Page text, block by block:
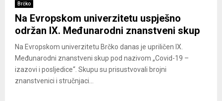
Brčko
Na Evropskom univerzitetu uspješno
održan IX. Međunarodni znanstveni skup
Na Evropskom univerzitetu Brčko danas je upriličen IX.
Međunarodni znanstveni skup pod nazivom „Covid-19 –
izazovi i posljedice“. Skupu su prisustvovali brojni
znanstvenici i stručnjaci...